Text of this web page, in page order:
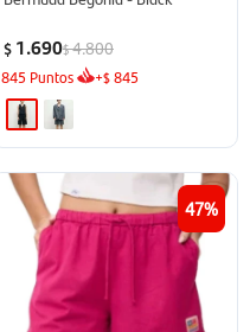
$ 1.690$4.800
845 Puntos +$845
47